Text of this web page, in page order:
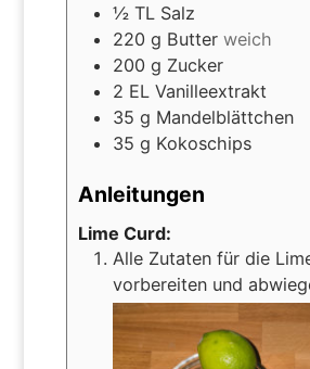
½ TL Salz
220 g Butter weich
200 g Zucker
2 EL Vanilleextrakt
35 g Mandelblättchen
35 g Kokoschips
Anleitungen
Lime Curd:
Alle Zutaten für die
vorbereiten und